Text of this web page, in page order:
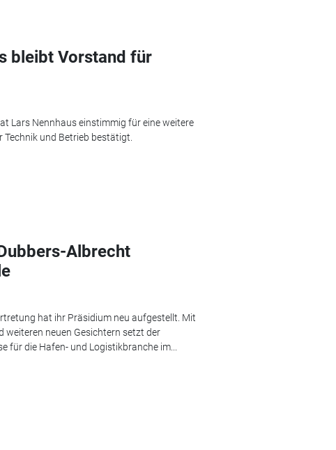
bleibt Vorstand für
Lars Nennhaus einstimmig für eine weitere
und Betrieb bestätigt.
Albrecht
hat ihr Präsidium neu aufgestellt. Mit
weiteren neuen Gesichtern setzt der
die Hafen- und Logistikbranche im...